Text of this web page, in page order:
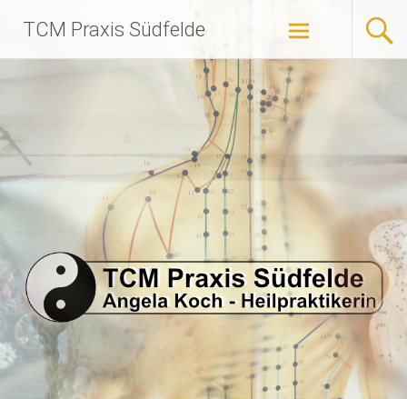
TCM Praxis Südfelde